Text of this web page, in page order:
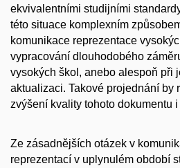
ekvivalentními studijními
této situace komplexním
komunikace reprezentace
vypracování dlouhodobého
vysokých škol, anebo alespoň při
aktualizaci. Takové projednání by
zvýšení kvality tohoto dokumentu
Ze zásadnějších otázek v
reprezentací v uplynulém období